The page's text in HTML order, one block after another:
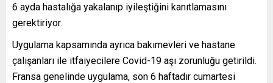
6 ayda hastalığa yakalanıp iyileştiğini kanıtlamasını
gerektiriyor.
Uygulama kapsamında ayrıca bakımevleri ve hastane
çalışanları ile itfaiyecilere Covid-19 aşı zorunluğu getirildi.
Fransa genelinde uygulama, son 6 haftadır cumartesi